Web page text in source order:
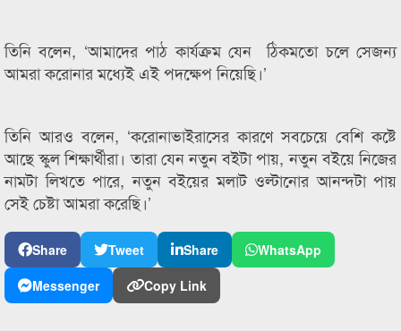
তিনি বলেন, ‘আমাদের পাঠ কার্যক্রম যেন ঠিকমতো চলে সেজন্য
আমরা করোনার মধ্যেই এই পদক্ষেপ নিয়েছি।’
তিনি আরও বলেন, ‘করোনাভাইরাসের কারণে সবচেয়ে বেশি কষ্টে
আছে স্কুল শিক্ষার্থীরা। তারা যেন নতুন বইটা পায়, নতুন বইয়ে নিজের
নামটা লিখতে পারে, নতুন বইয়ের মলাট ওল্টানোর আনন্দটা পায়
সেই চেষ্টা আমরা করেছি।’
Share Tweet Share
WhatsApp
Messenger
Copy Link